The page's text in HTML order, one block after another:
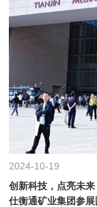
2024-10-19
创新科技，点亮未
仕衡通矿业集团参展